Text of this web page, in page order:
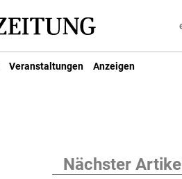
Veranstaltungen Anzeigen
Nächster Artikel